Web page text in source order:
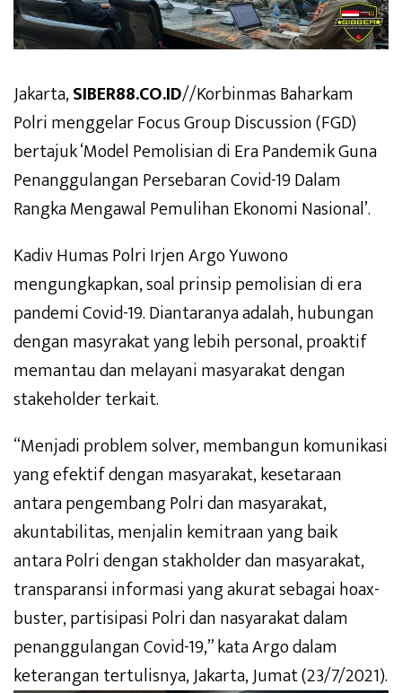
Jakarta,SIBER88.CO.ID//Korbinmas Baharkam
Polri menggelar Focus Group Discussion (FGD)
bertajuk ‘Model Pemolisian di Era Pandemik Guna
Penanggulangan Persebaran Covid-19 Dalam
Rangka Mengawal Pemulihan Ekonomi Nasional’.
Kadiv Humas Polri Irjen Argo Yuwono
mengungkapkan, soal prinsip pemolisian di era
pandemi Covid-19. Diantaranya adalah, hubungan
dengan masyrakat yang lebih personal, proaktif
memantau dan melayani masyarakat dengan
stakeholder terkait.
“Menjadi problem solver, membangun komunikasi
yang efektif dengan masyarakat, kesetaraan
antara pengembang Polri dan masyarakat,
akuntabilitas, menjalin kemitraan yang baik
antara Polri dengan stakholder dan masyarakat,
transparansi informasi yang akurat sebagai hoax-
buster, partisipasi Polri dan nasyarakat dalam
penanggulangan Covid-19,” kata Argo dalam
keterangan tertulisnya, Jakarta, Jumat (23/7/2021).